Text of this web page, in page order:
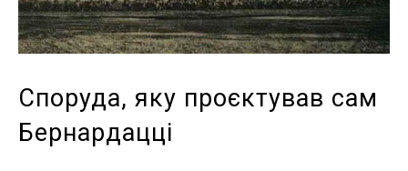
Споруда, яку проєктував сам
Бернардацці